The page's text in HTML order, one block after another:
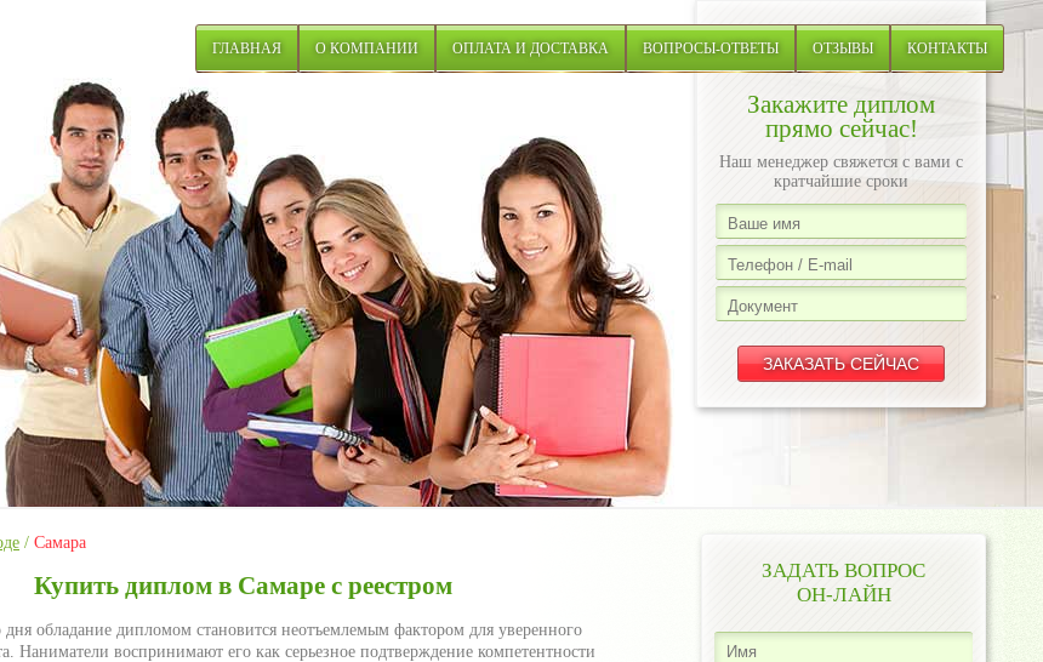
ГЛАВНАЯ О КОМПАНИИ ОПЛАТА И ДОСТАВКА ВОПРОСЫ-ОТВЕТЫ ОТЗЫВЫ КОНТАКТЫ
Закажите диплом
прямо сейчас!
Наш менеджер свяжется с вами с
кратчайшие сроки
/ Самара
Купить диплом в Самаре с реестром
дня обладание дипломом становится неотъемлемым фактором для уверенного
Наниматели воспринимают его как серьезное подтверждение компетентности
ЗАДАТЬ ВОПРОС
ОН-ЛАЙН